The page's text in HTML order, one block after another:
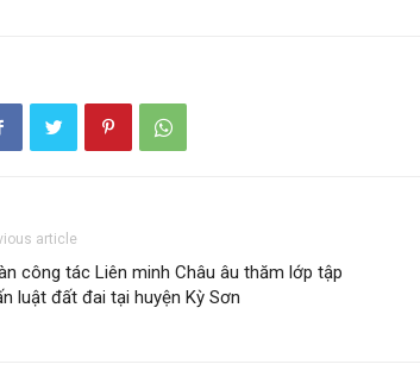
article
công tác Liên minh Châu âu thăm lớp tập
luật đất đai tại huyện Kỳ Sơn